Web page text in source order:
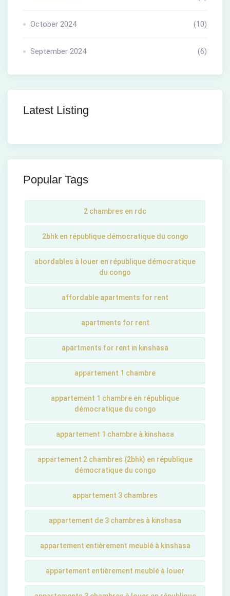
October 2024 (10)
September 2024 (6)
Latest Listing
Popular Tags
2 chambres en rdc
2bhk en république démocratique du congo
abordables à louer en république démocratique
du congo
affordable apartments for rent
apartments for rent
apartments for rent in kinshasa
appartement 1 chambre
appartement 1 chambre en république
démocratique du congo
appartement 1 chambre à kinshasa
appartement 2 chambres (2bhk) en république
démocratique du congo
appartement 3 chambres
appartement de 3 chambres à kinshasa
appartement entièrement meublé à kinshasa
appartement entièrement meublé à louer